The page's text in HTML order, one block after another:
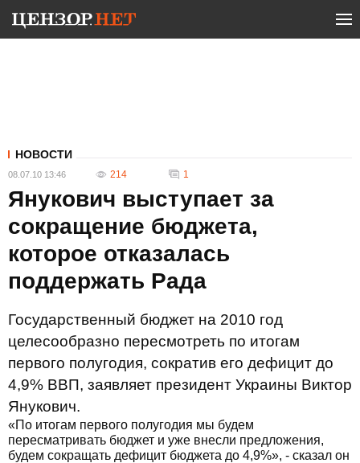
НОВОСТИ
08.07.10 13:46 214 1
Янукович выступает за
сокращение бюджета,
которое отказалась
поддержать Рада
Государственный бюджет на 2010 год
целесообразно пересмотреть по итогам
первого полугодия, сократив его дефицит до
4,9% ВВП, заявляет президент Украины Виктор
Янукович.
«По итогам первого полугодия мы будем
пересматривать бюджет и уже внесли предложения,
будем сокращать дефицит бюджета до 4,9%», - сказал он